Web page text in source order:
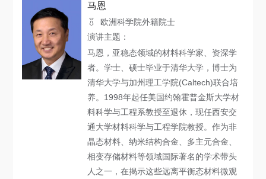
下载中心
马恩
欧洲科学院外籍院士
演讲主题：
马恩，亚稳态领域的材料科学家、资深学
者。学士、硕士毕业于清华大学，博士为
清华大学与加州理工学院(Caltech)联合培
养。1998年起任美国约翰霍普金斯大学材
料科学与工程系教授至退休，现任西安交
通大学材料科学与工程学院教授。作为非
晶态材料、纳米结构合金、多主元合金、
相变存储材料等领域国际著名的学术带头
人之一，在揭示这些远离平衡态材料微观